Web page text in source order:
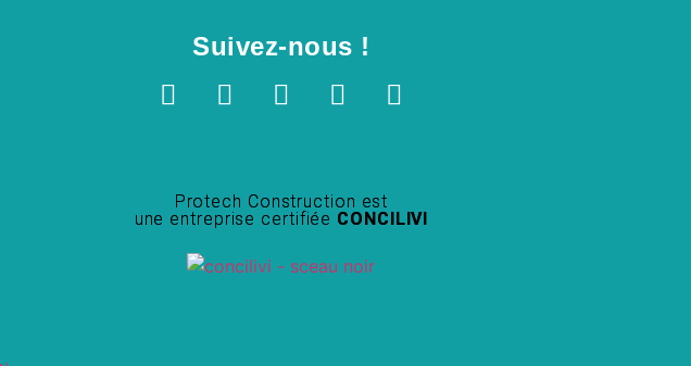
Suivez-nous !
Protech Construction est
une entreprise certifiée CONCILIVI